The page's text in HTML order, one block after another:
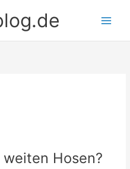
Hosen?